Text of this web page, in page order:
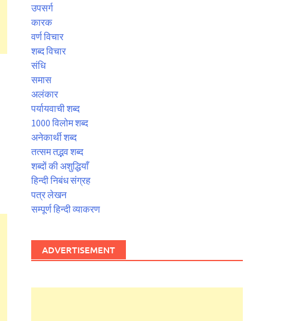
उपसर्ग
कारक
वर्ण विचार
शब्द विचार
संधि
समास
अलंकार
पर्यायवाची शब्द
1000 विलोम शब्द
अनेकार्थी शब्द
तत्सम तद्भव शब्द
शब्दों की अशुद्धियाँ
हिन्दी निबंध संग्रह
पत्र लेखन
सम्पूर्ण हिन्दी व्याकरण
ADVERTISEMENT